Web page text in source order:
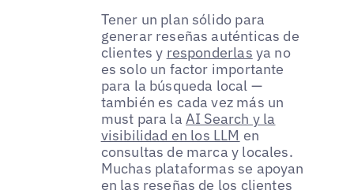
Tener un plan sólido para
generar reseñas auténticas de
clientes y responderlas ya no
es solo un factor importante
para la búsqueda local —
también es cada vez más un
must para la AI Search y la
visibilidad en los LLM en
consultas de marca y locales.
Muchas plataformas se apoyan
en las reseñas de los clientes